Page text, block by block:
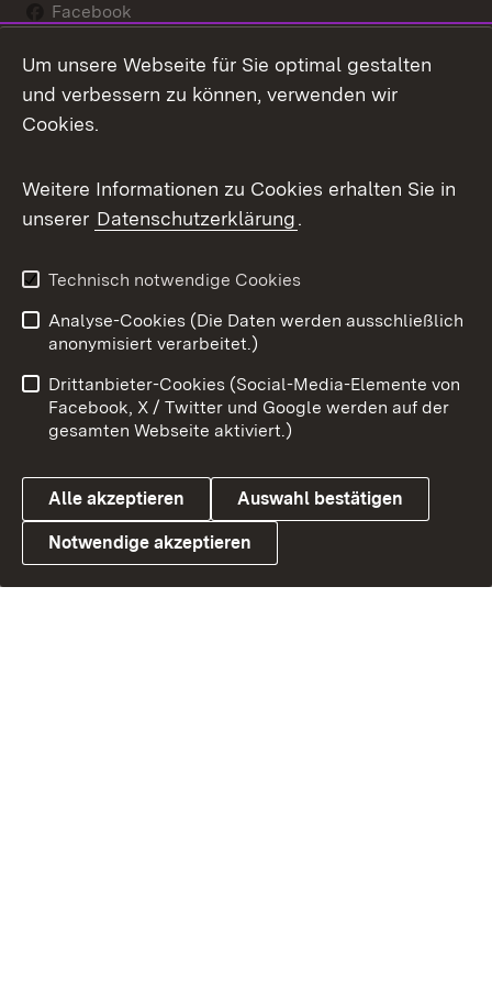
Facebook
Flickr
X / Twitter
Benutzungshinweise
Netiquette
Barrierefreiheit
Datenschutz
Cookies
Um unsere Webseite für Sie optimal gestalten
und verbessern zu können, verwenden wir
Cookies.
Weitere Informationen zu Cookies erhalten Sie in
unserer Datenschutzerklärung.
Technisch notwendige Cookies
Analyse-Cookies (Die Daten werden ausschließlich
anonymisiert verarbeitet.)
Drittanbieter-Cookies (Social-Media-Elemente von
Facebook, X / Twitter und Google werden auf der
gesamten Webseite aktiviert.)
Alle akzeptieren Auswahl bestätigen
Notwendige akzeptieren